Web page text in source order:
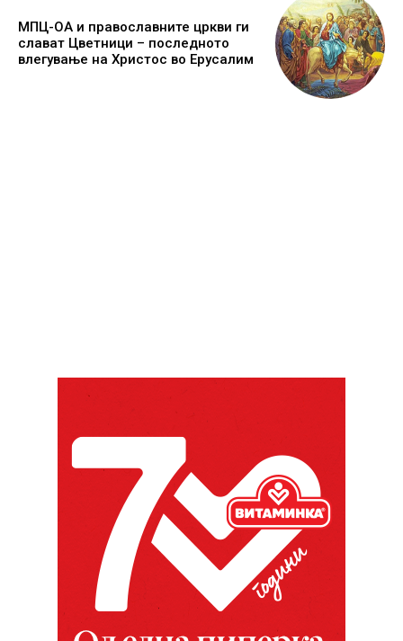
МПЦ-ОА и православните цркви ги
слават Цветници – последното
влегување на Христос во Ерусалим